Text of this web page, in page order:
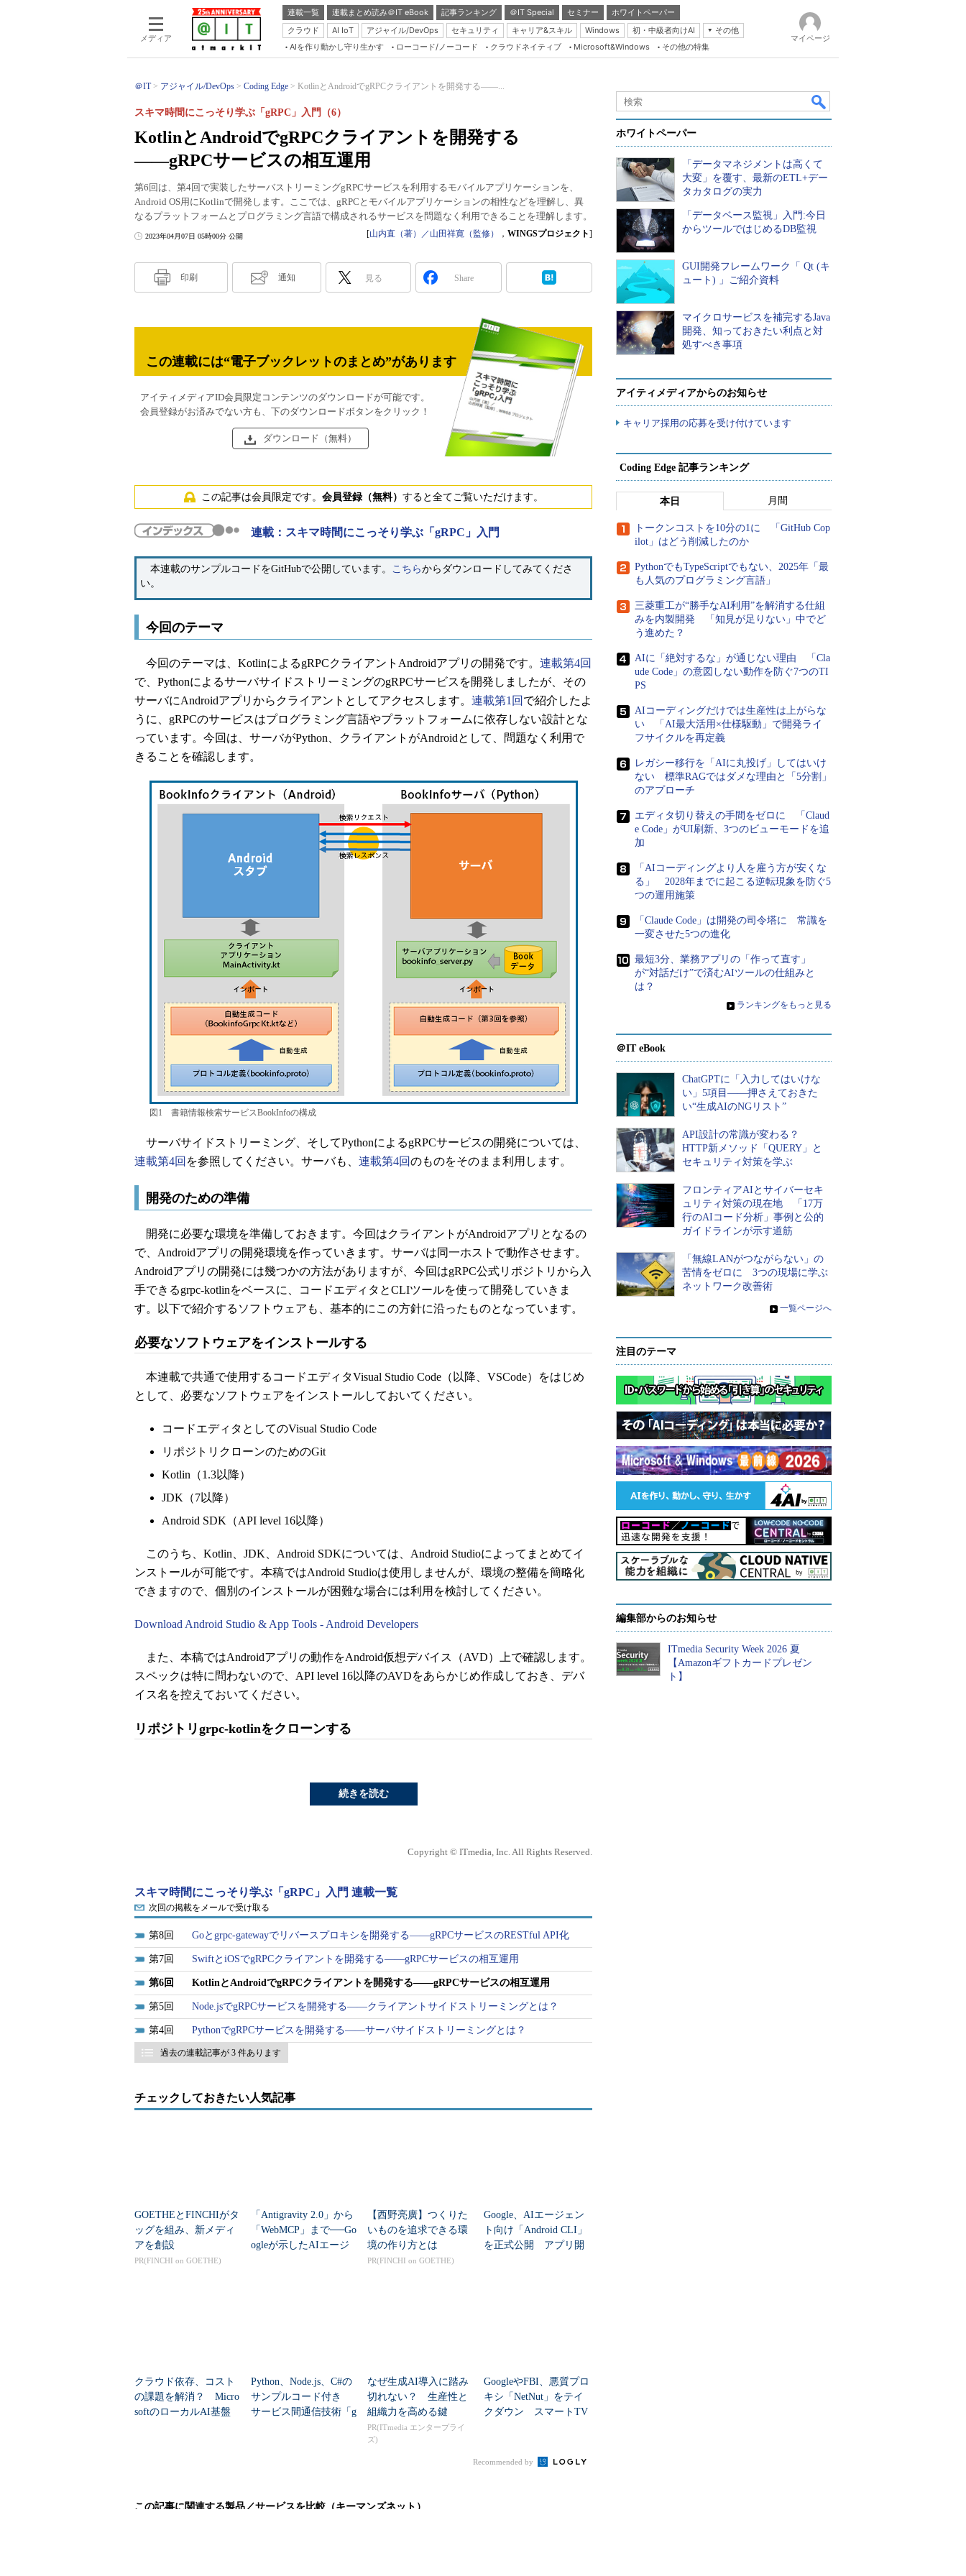
メディア
連載一覧 連載まとめ読み＠IT eBook 記事ランキング ＠IT Special セミナー
ホワイトペーパー
クラウド
AI IoT アジャイル/DevOps セキュリティ キャリア&スキル Windows 初・中級者向けAI
その他
Server & Storage
Database Expert
Linux ＆ OSS
Master of IP Network
Security & Trust
Test & Tools
AIを作り動かし守り生かす ローコード/ノーコード クラウドネイティブ Microsoft&Windows その他の特集
マイページ
＠IT アジャイル/DevOps Coding Edge KotlinとAndroidでgRPCクライアントを開発する――...
KotlinとAndroidでgRPCクライアントを開発する
――gRPCサービスの相互運用
スキマ時間にこっそり学ぶ「gRPC」入門（6）
第6回は、第4回で実装したサーバストリーミングgRPCサービスを利用するモバイルアプリケーションを、
Android OS用にKotlinで開発します。ここでは、gRPCとモバイルアプリケーションの相性などを理解し、異
なるプラットフォームとプログラミング言語で構成されるサービスを問題なく利用できることを理解します。
2023年04月07日 05時00分 公開 [山内直（著）／山田祥寛（監修） ， WINGSプロジェクト]
印刷 通知 見る Share
この連載には“電子ブックレットのまとめ”があります
アイティメディアID会員限定コンテンツのダウンロードが可能です。
会員登録がお済みでない方も、下のダウンロードボタンをクリック！
ダウンロード（無料）
この記事は会員限定です。 会員登録（無料） すると全てご覧いただけます。
連載：スキマ時間にこっそり学ぶ「gRPC」入門
本連載のサンプルコードをGitHubで公開しています。 こちらからダウンロードしてみてくださ
い。
今回のテーマ
今回のテーマは、KotlinによるgRPCクライアントAndroidアプリの開発です。 連載第4回
で、PythonによるサーバサイドストリーミングのgRPCサービスを開発しましたが、その
サーバにAndroidアプリからクライアントとしてアクセスします。 連載第1回 で紹介したよ
うに、gRPCのサービスはプログラミング言語やプラットフォームに依存しない設計とな
っています。今回は、サーバがPython、クライアントがAndroidとして、問題なく利用で
きることを確認します。
図1 書籍情報検索サービスBookInfoの構成
サーバサイドストリーミング、そしてPythonによるgRPCサービスの開発については、
連載第4回 を参照してください。サーバも、 連載第4回のものをそのまま利用します。
開発のための準備
開発に必要な環境を準備しておきます。今回はクライアントがAndroidアプリとなるの
で、Androidアプリの開発環境を作っていきます。サーバは同一ホストで動作させます。
Androidアプリの開発には幾つかの方法がありますが、今回はgRPC公式リポジトリから入
手できるgrpc-kotlinをベースに、コードエディタとCLIツールを使って開発していきま
す。以下で紹介するソフトウェアも、基本的にこの方針に沿ったものとなっています。
必要なソフトウェアをインストールする
本連載で共通で使用するコードエディタVisual Studio Code（以降、VSCode）をはじめ
として、必要なソフトウェアをインストールしておいてください。
コードエディタとしてのVisual Studio Code
リポジトリクローンのためのGit
Kotlin（1.3以降）
JDK（7以降）
Android SDK（API level 16以降）
このうち、Kotlin、JDK、Android SDKについては、Android Studioによってまとめてイ
ンストールが可能です。本稿ではAndroid Studioは使用しませんが、環境の整備を簡略化
できますので、個別のインストールが困難な場合には利用を検討してください。
Download Android Studio & App Tools - Android Developers
また、本稿ではAndroidアプリの動作をAndroid仮想デバイス（AVD）上で確認します。
スペックは特に問わないので、API level 16以降のAVDをあらかじめ作成しておき、デバ
イス名を控えておいてください。
リポジトリgrpc-kotlinをクローンする
続きを読む
Copyright © ITmedia, Inc. All Rights Reserved.
スキマ時間にこっそり学ぶ「gRPC」入門 連載一覧
次回の掲載をメールで受け取る
8 Goとgrpc-gatewayでリバースプロキシを開発する――gRPCサービスのRESTful API化
7 SwiftとiOSでgRPCクライアントを開発する――gRPCサービスの相互運用
6 KotlinとAndroidでgRPCクライアントを開発する――gRPCサービスの相互運用
5 Node.jsでgRPCサービスを開発する――クライアントサイドストリーミングとは？
4 PythonでgRPCサービスを開発する――サーバサイドストリーミングとは？
過去の連載記事が 3 件あります
チェックしておきたい人気記事
GOETHEとFINCHIがタ
ッグを組み、新メディ
アを創設
PR(FINCHI on GOETHE)
「Antigravity 2.0」から
「WebMCP」まで──Go
ogleが示したAIエージ
【西野亮廣】つくりた
いものを追求できる環
境の作り方とは
PR(FINCHI on GOETHE)
Google、AIエージェン
ト向け「Android CLI」
を正式公開 アプリ開
クラウド依存、コスト
の課題を解消？ Micro
softのローカルAI基盤
Python、Node.js、C#の
サンプルコード付き
サービス間通信技術「g
なぜ生成AI導入に踏み
切れない？ 生産性と
組織力を高める鍵
PR(ITmedia エンタープライ
ズ)
GoogleやFBI、悪質プロ
キシ「NetNut」をテイ
クダウン スマートTV
Recommended by
この記事に関連する製品／サービスを比較（キーマンズネット）
ホワイトペーパー
「データマネジメントは高くて
大変」を覆す、最新のETL+デー
タカタログの実力
「データベース監視」入門:今日
からツールではじめるDB監視
GUI開発フレームワーク「 Qt (キ
ュート) 」ご紹介資料
マイクロサービスを補完するJava
開発、知っておきたい利点と対
処すべき事項
アイティメディアからのお知らせ
キャリア採用の応募を受け付けています
Coding Edge 記事ランキング
本日 月間
トークンコストを10分の1に 「GitHub Cop
ilot」はどう削減したのか
PythonでもTypeScriptでもない、2025年「最
も人気のプログラミング言語」
三菱重工が“勝手なAI利用”を解消する仕組
みを内製開発 「知見が足りない」中でど
う進めた？
AIに「絶対するな」が通じない理由 「Cla
ude Code」の意図しない動作を防ぐ7つのTI
PS
AIコーディングだけでは生産性は上がらな
い 「AI最大活用×仕様駆動」で開発ライ
フサイクルを再定義
レガシー移行を「AIに丸投げ」してはいけ
ない 標準RAGではダメな理由と「5分割」
のアプローチ
エディタ切り替えの手間をゼロに 「Claud
e Code」がUI刷新、3つのビューモードを追
加
「AIコーディングより人を雇う方が安くな
る」 2028年までに起こる逆転現象を防ぐ5
つの運用施策
「Claude Code」は開発の司令塔に 常識を
一変させた5つの進化
最短3分、業務アプリの「作って直す」
が“対話だけ”で済むAIツールの仕組みと
は？
» ランキングをもっと見る
＠IT eBook
ChatGPTに「入力してはいけな
い」5項目――押さえておきた
い“生成AIのNGリスト”
API設計の常識が変わる？
HTTP新メソッド「QUERY」と
セキュリティ対策を学ぶ
フロンティアAIとサイバーセキ
ュリティ対策の現在地 「17万
行のAIコード分析」事例と公的
ガイドラインが示す道筋
「無線LANがつながらない」の
苦情をゼロに 3つの現場に学ぶ
ネットワーク改善術
» 一覧ページへ
注目のテーマ
編集部からのお知らせ
ITmedia Security Week 2026 夏
【Amazonギフトカードプレゼン
ト】